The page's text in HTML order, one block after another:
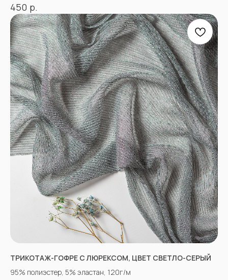
450 р.
ТРИКОТАЖ-ГОФРЕ С ЛЮРЕКСОМ, ЦВЕТ СВЕТЛО-СЕРЫЙ
95% полиэстер, 5% эластан, 120г/м
Г. Пятигорк, розничная точка на рынке
«Людмила», ул. Садовая 210, павильоны
34−37.
Оптово-розничные точки продаж:
г.Пятигорск, рынок "Привокзальный",
Георгиевское шоссе 1км, оптовый склад
№9302
График работы и схема проезда
+7(918)873-53-45Мария
tkani357@yandex.ru
+7(928)364-79-21Александра
КАК СВЯЗАТЬСЯ
СОЦСЕТИ